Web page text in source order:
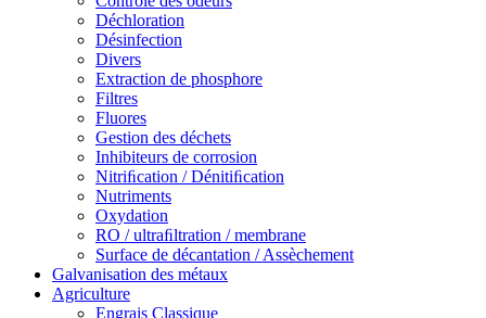
Déchloration
Désinfection
Divers
Extraction de phosphore
Filtres
Fluores
Gestion des déchets
Inhibiteurs de corrosion
Nitriﬁcation / Dénitiﬁcation
Nutriments
Oxydation
RO / ultraﬁltration / membrane
Surface de décantation / Assèchement
Galvanisation des métaux
Agriculture
Engrais Classique